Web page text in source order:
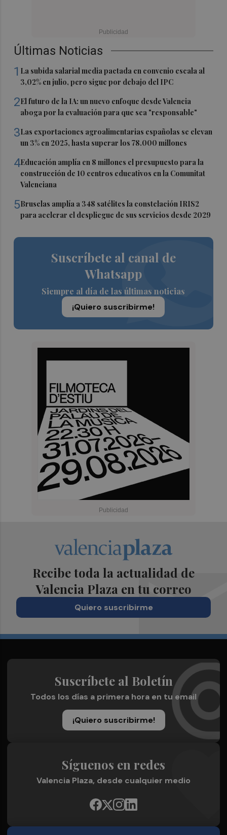
Últimas Noticias
1 La subida salarial media pactada en convenio escala al
3,02% en julio, pero sigue por debajo del IPC
2El futuro de la IA: un nuevo enfoque desde Valencia
aboga por la evaluación para que sea "responsable"
3Las exportaciones agroalimentarias españolas se elevan
un 3% en 2025, hasta superar los 78.000 millones
4Educación amplía en 8 millones el presupuesto para la
construcción de 10 centros educativos en la Comunitat
Valenciana
5Bruselas amplía a 348 satélites la constelación IRIS2
para acelerar el despliegue de sus servicios desde 2029
Suscríbete al canal de
Whatsapp
Siempre al día de las últimas noticias
¡Quiero suscribirme!
Recibe toda la actualidad de
Valencia Plaza en tu correo
Quiero suscribirme
Suscríbete al Boletín
Todos los días a primera hora en tu email
¡Quiero suscribirme!
Síguenos en redes
Valencia Plaza, desde cualquier medio